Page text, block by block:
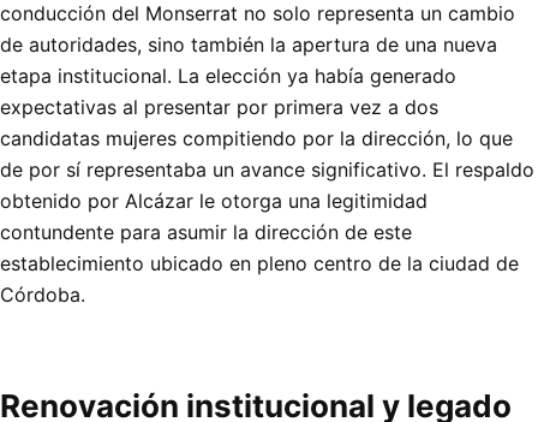
conducción del Monserrat no solo representa un cambio
de autoridades, sino también la apertura de una nueva
etapa institucional. La elección ya había generado
expectativas al presentar por primera vez a dos
candidatas mujeres compitiendo por la dirección, lo que
de por sí representaba un avance significativo. El respaldo
obtenido por Alcázar le otorga una legitimidad
contundente para asumir la dirección de este
establecimiento ubicado en pleno centro de la ciudad de
Córdoba.
Renovación institucional y legado